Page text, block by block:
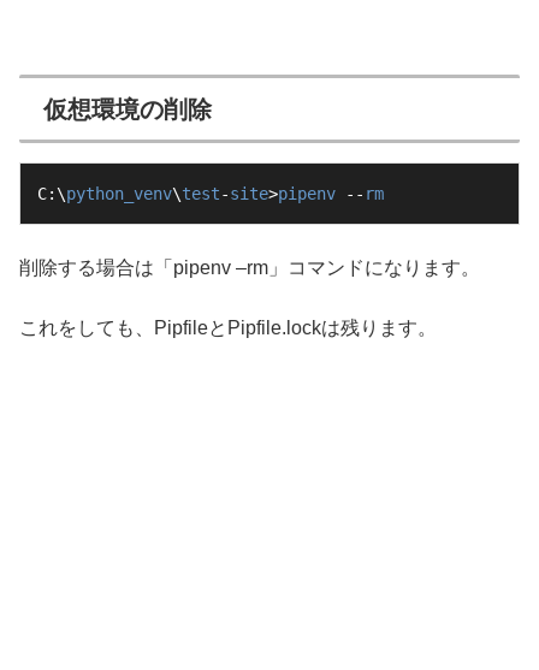
仮想環境の削除
C:\python_venv\test-site>pipenv -- rm
削除する場合は「pipenv –rm」コマンドになります。
これをしても、PipfileとPipfile.lockは残ります。